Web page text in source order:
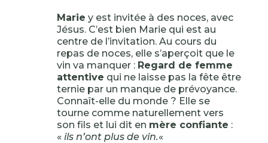
Marie y est invitée à des noces, avec
Jésus. C’est bien Marie qui est au
centre de l’invitation. Au cours du
repas de noces, elle s’aperçoit que le
vin va manquer : Regard de femme
attentive qui ne laisse pas la fête être
ternie par un manque de prévoyance.
Connaît-elle du monde ? Elle se
tourne comme naturellement vers
son fils et lui dit en mère confiante :
« ils n’ont plus de vin.«